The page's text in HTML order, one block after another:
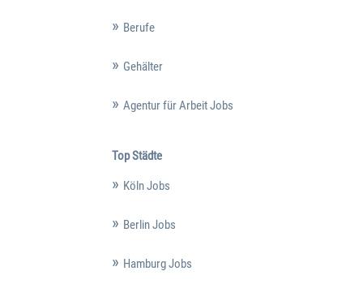
Berufe
Gehälter
Agentur für Arbeit Jobs
Top Städte
Köln Jobs
Berlin Jobs
Hamburg Jobs